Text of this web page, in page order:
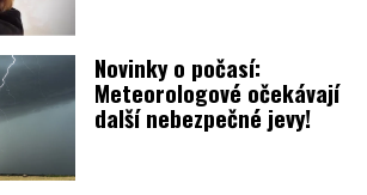
Novinky o počasí:
Meteorologové očekávají
další nebezpečné jevy!